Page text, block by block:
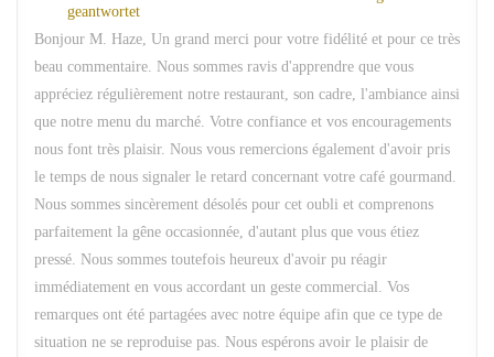
geantwortet
Bonjour M. Haze, Un grand merci pour votre fidélité et pour ce très
beau commentaire. Nous sommes ravis d'apprendre que vous
appréciez régulièrement notre restaurant, son cadre, l'ambiance ainsi
que notre menu du marché. Votre confiance et vos encouragements
nous font très plaisir. Nous vous remercions également d'avoir pris
le temps de nous signaler le retard concernant votre café gourmand.
Nous sommes sincèrement désolés pour cet oubli et comprenons
parfaitement la gêne occasionnée, d'autant plus que vous étiez
pressé. Nous sommes toutefois heureux d'avoir pu réagir
immédiatement en vous accordant un geste commercial. Vos
remarques ont été partagées avec notre équipe afin que ce type de
situation ne se reproduise pas. Nous espérons avoir le plaisir de